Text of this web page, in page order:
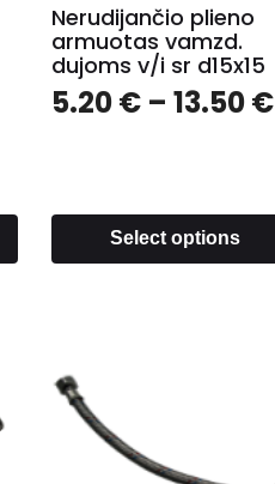
Nerudijančio plieno
armuotas vamzd.
dujoms v/i sr d15x15
5.20€– 13.50€
Select options